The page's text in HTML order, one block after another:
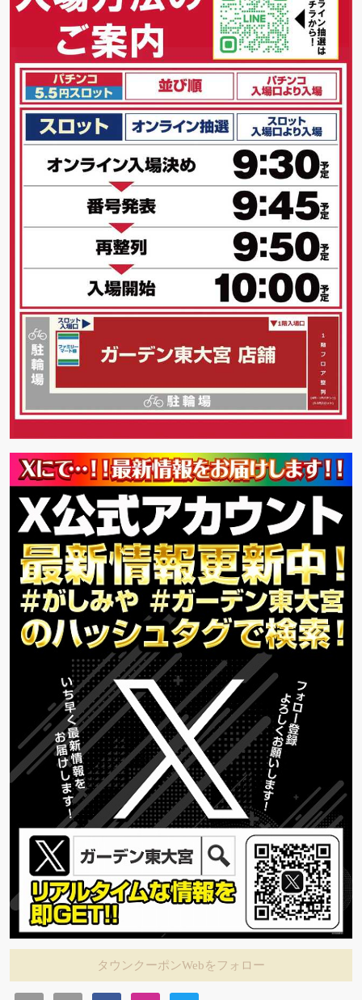
タウンクーポンWebをフォロー